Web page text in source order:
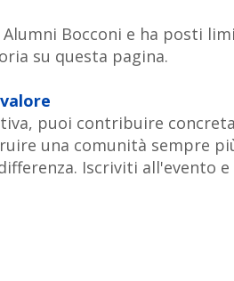
Bocconi e ha posti
su questa pagina.
puoi contribuire
una comunità sempre
Iscriviti all'evento e